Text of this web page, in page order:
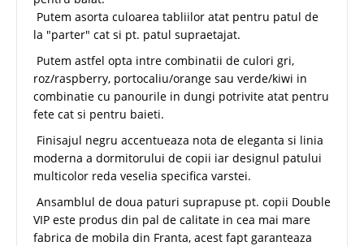
Putem asorta culoarea tabliilor atat pentru patul de
la "parter" cat si pt. patul supraetajat.
Putem astfel opta intre combinatii de culori gri,
roz/raspberry, portocaliu/orange sau verde/kiwi in
combinatie cu panourile in dungi potrivite atat pentru
fete cat si pentru baieti.
Finisajul negru accentueaza nota de eleganta si linia
moderna a dormitorului de copii iar designul patului
multicolor reda veselia specifica varstei.
Ansamblul de doua paturi suprapuse pt. copii Double
VIP este produs din pal de calitate in cea mai mare
fabrica de mobila din Franta, acest fapt garanteaza